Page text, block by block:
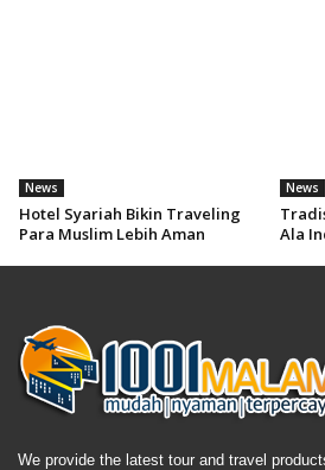
News
Hotel Syariah Bikin Traveling
Para Muslim Lebih Aman
News
Ala
We provide the latest tour and travel